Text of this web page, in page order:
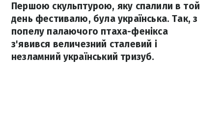
Першою скульптурою, яку спалили в той
день фестивалю, була українська. Так, з
попелу палаючого птаха-фенікса
з'явився величезний сталевий і
незламний український тризуб.